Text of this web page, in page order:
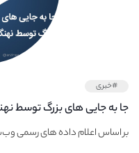
#خبری
جا به جایی های بزرگ توسط
بر اساس اعلام داده های رسمی